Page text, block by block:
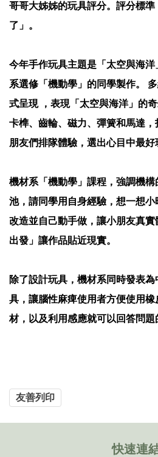
哥哥大姊姊的玩具評分。評分標
了」。
今年手作玩具主題是「太空與海
系選修「機動學」的同學製作。
式呈現 ，表現「太空與海洋」的
卡榫、齒輪、磁力、彈簧和馬達
朋友們排隊體驗，選出心目中最好
機材系「機動學」課程，強調機
池，請同學用自身經驗，想一想
改造並自己動手做，讓小朋友真
出發」讓作品貼近現實。
除了設計玩具，機材系同時發表
具，讓腦性麻痺使用者方便使用
材，以及利用感應就可以回答問題
友善列印
快速連